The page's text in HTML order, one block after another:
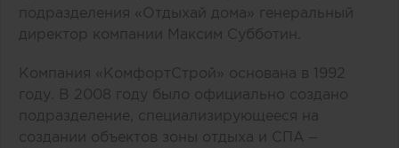
подразделения «Отдыхай дома» генеральный
директор компании Максим Субботин.
Компания «КомфортСтрой» основана в 1992
году. В 2008 году было официально создано
подразделение, специализирующееся на
создании объектов зоны отдыха и СПА –